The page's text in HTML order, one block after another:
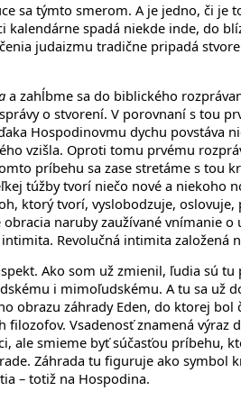
sa týmto smerom. A je jedno, či
kalendárne spadá niekde inde, do
judaizmu tradične pripadá
a zahĺbme sa do biblického
o stvorení. V porovnaní s tou
Hospodinovmu dychu
vzišla. Oproti tomu prvému
príbehu sa zase stretáme s
túžby tvorí niečo nové a
ktorý tvorí, vyslobodzuje,
naruby zaužívané vnímanie
Revolučná intimita založená
Ako som už zmienil, ľudia sú
i mimoľudskému. A tu sa už
záhrady Eden, do ktorej
Vsadenosť znamená
ale smieme byť súčasťou
Záhrada tu figuruje ako
– totiž na Hospodina.